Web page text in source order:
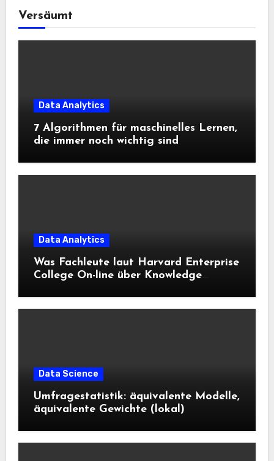
Versäumt
Data Analytics
7 Algorithmen für maschinelles Lernen,
die immer noch wichtig sind
Data Analytics
Was Fachleute laut Harvard Enterprise
College On-line über Knowledge
Data Science
Umfragestatistik: äquivalente Modelle,
äquivalente Gewichte (lokal)